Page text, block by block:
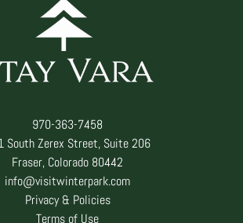
970-363-7458
South Zerex Street, Suite 206
Fraser, Colorado 80442
info@visitwinterpark.com
Privacy & Policies
Terms of Use